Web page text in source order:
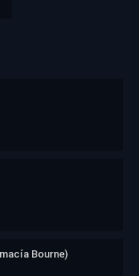
Bourne)